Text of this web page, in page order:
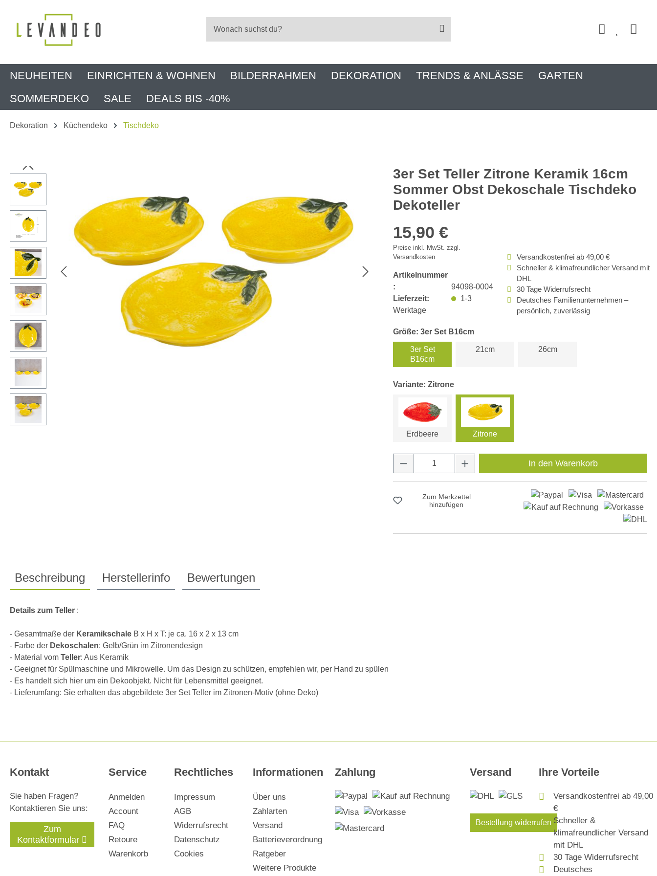
NEUHEITEN EINRICHTEN & WOHNEN BILDERRAHMEN DEKORATION TRENDS & ANLÄSSE
GARTEN
SOMMERDEKO
SALE DEALS BIS -40%
Dekoration Küchendeko Tischdeko
Bildergalerie überspringen
3er Set Teller Zitrone Keramik 16cm
Sommer Obst Dekoschale Tischdeko
Dekoteller
15,90 €
Preise inkl. MwSt. zzgl.
Versandkosten
Artikelnummer
:
94098-0004
Lieferzeit:
1-3
Werktage
Versandkostenfrei ab 49,00 €
Schneller & klimafreundlicher Versand mit
DHL
30 Tage Widerrufsrecht
Deutsches Familienunternehmen –
persönlich, zuverlässig
Größe: 3er Set B16cm
3er Set
B16cm
21cm 26cm
Variante: Zitrone
Erdbeere Zitrone
Produkt Anzahl: Gib den gewünschten Wert ein
In den Warenkorb
Zum Merkzettel
hinzufügen
Beschreibung Herstellerinfo Bewertungen
Details zum Teller :
- Gesamtmaße der Keramikschale B x H x T: je ca. 16 x 2 x 13 cm
- Farbe der Dekoschalen: Gelb/Grün im Zitronendesign
- Material vom Teller: Aus Keramik
- Geeignet für Spülmaschine und Mikrowelle. Um das Design zu schützen, empfehlen wir, per Hand zu spülen
- Es handelt sich hier um ein Dekoobjekt. Nicht für Lebensmittel geeignet.
- Lieferumfang: Sie erhalten das abgebildete 3er Set Teller im Zitronen-Motiv (ohne Deko)
Kontakt
Sie haben Fragen?
Kontaktieren Sie uns:
Zum
Kontaktformular
Service
Anmelden
Account
FAQ
Retoure
Warenkorb
Rechtliches
Impressum
AGB
Widerrufsrecht
Datenschutz
Cookies
Informationen
Über uns
Zahlarten
Versand
Batterieverordnung
Ratgeber
Weitere Produkte
Zahlung Versand
Bestellung widerrufen
Ihre Vorteile
Versandkostenfrei ab 49,00
€
Schneller &
klimafreundlicher Versand
mit DHL
30 Tage Widerrufsrecht
Deutsches